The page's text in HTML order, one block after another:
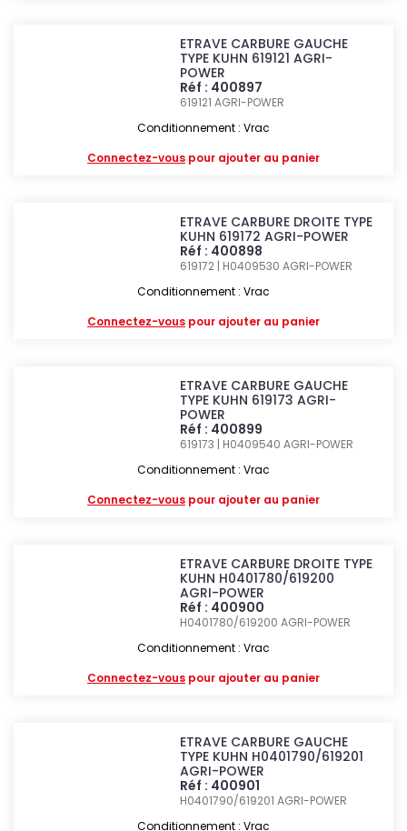
ETRAVE CARBURE GAUCHE
TYPE KUHN 619121 AGRI-
POWER
Réf : 400897
619121AGRI-POWER
Conditionnement : Vrac
Connectez-vous pour ajouter au panier
ETRAVE CARBURE DROITE TYPE
KUHN 619172 AGRI-POWER
Réf : 400898
619172 | H0409530AGRI-POWER
Conditionnement : Vrac
Connectez-vous pour ajouter au panier
ETRAVE CARBURE GAUCHE
TYPE KUHN 619173 AGRI-
POWER
Réf : 400899
619173 | H0409540AGRI-POWER
Conditionnement : Vrac
Connectez-vous pour ajouter au panier
ETRAVE CARBURE DROITE TYPE
KUHN H0401780/619200
AGRI-POWER
Réf : 400900
H0401780/619200AGRI-POWER
Conditionnement : Vrac
Connectez-vous pour ajouter au panier
ETRAVE CARBURE GAUCHE
TYPE KUHN H0401790/619201
AGRI-POWER
Réf : 400901
H0401790/619201AGRI-POWER
Conditionnement : Vrac